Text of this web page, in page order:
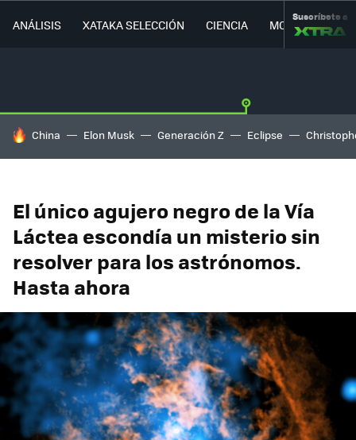
ANÁLISIS XATAKA SELECCIÓN CIENCIA MOVILIDAD
Suscríbete a
HOY SE HABLA DE
China Elon Musk Generación Z Eclipse
El único agujero negro de la Vía
Láctea escondía un misterio sin
resolver para los astrónomos.
Hasta ahora